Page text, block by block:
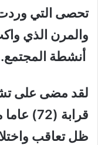
تحصى التي
والمرن الذي
أنشطة المجتمع.
لقد مضى على
قرابة
ظل تعاقب